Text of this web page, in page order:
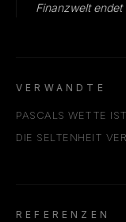
Finanzwelt
VERWANDTE
PASCALS WETTE
DIE SELTENHEIT
REFERENZEN